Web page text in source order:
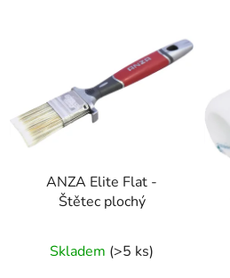
ANZA Elite Flat -
Štětec plochý
Skladem (>5 ks)